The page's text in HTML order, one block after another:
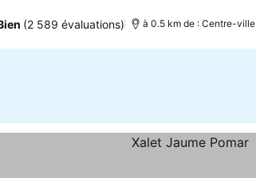
(2 589 évaluations) à 0.5 km de : Centre-ville